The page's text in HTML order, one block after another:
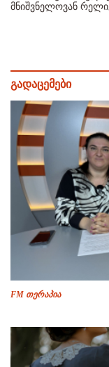
მნიშვნელოვან
გადაცემები
FM თერაპია